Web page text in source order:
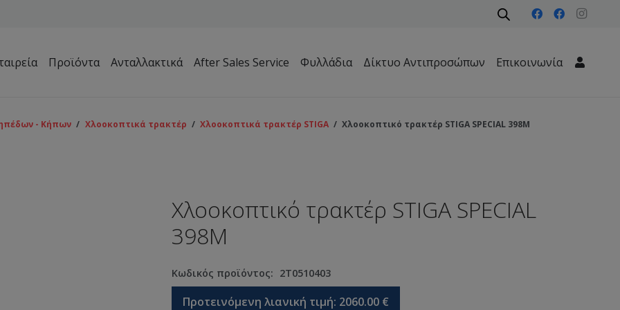
Προϊόντα Ανταλλακτικά After Sales Service Φυλλάδια Δίκτυο Αντιπροσώπων Επικοινωνία
- Κήπων / Χλοοκοπτικά τρακτέρ / Χλοοκοπτικά τρακτέρ STIGA / Χλοοκοπτικό τρακτέρ STIGA SPECIAL 398M
Χλοοκοπτικό τρακτέρ STIGA SPECIAL
398M
Κωδικός προϊόντος: 2T0510403
Προτεινόμενη λιανική τιμή: 2060.00 €